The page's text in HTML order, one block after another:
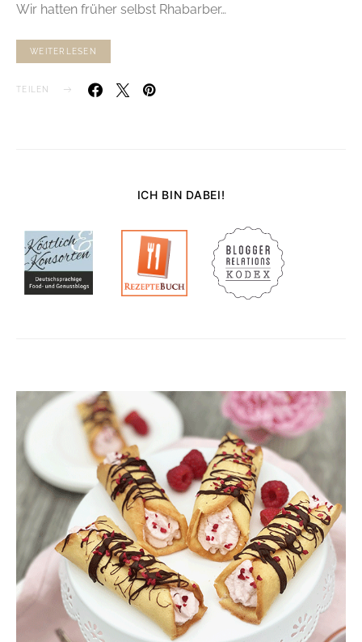
Wir hatten früher selbst Rhabarber…
WEITERLESEN
TEILEN
ICH BIN DABEI!